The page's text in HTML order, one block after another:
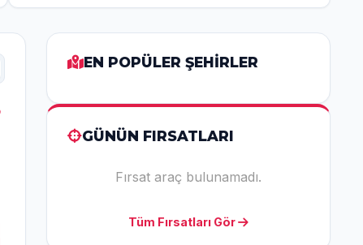
EN POPÜLER ŞEHİRLER
GÜNÜN FIRSATLARI
Fırsat araç bulunamadı.
Tüm Fırsatları Gör